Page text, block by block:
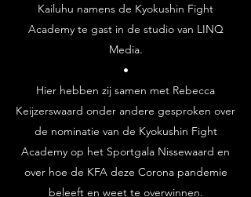
Kailuhu namens de Kyokushin Fight
Academy te gast in de studio van LINQ
Media.
•
Hier hebben zij samen met Rebecca
Keijzerswaard onder andere gesproken over
de nominatie van de Kyokushin Fight
Academy op het Sportgala Nissewaard en
over hoe de KFA deze Corona pandemie
beleeft en weet te overwinnen.